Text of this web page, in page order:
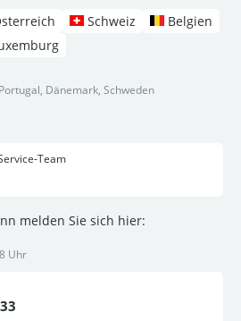
Schweiz
Belgien
Dänemark, Schweden
Team
melden Sie sich hier:
Uhr